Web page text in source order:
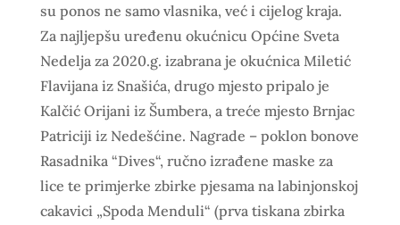
su ponos ne samo vlasnika, već i cijelog kraja.
Za najljepšu uređenu okućnicu Općine Sveta
Nedelja za 2020.g. izabrana je okućnica Miletić
Flavijana iz Snašića, drugo mjesto pripalo je
Kalčić Orijani iz Šumbera, a treće mjesto Brnjac
Patriciji iz Nedešćine. Nagrade – poklon bonove
Rasadnika “Dives“, ručno izrađene maske za
lice te primjerke zbirke pjesama na labinjonskoj
cakavici „Spoda Menduli“ (prva tiskana zbirka